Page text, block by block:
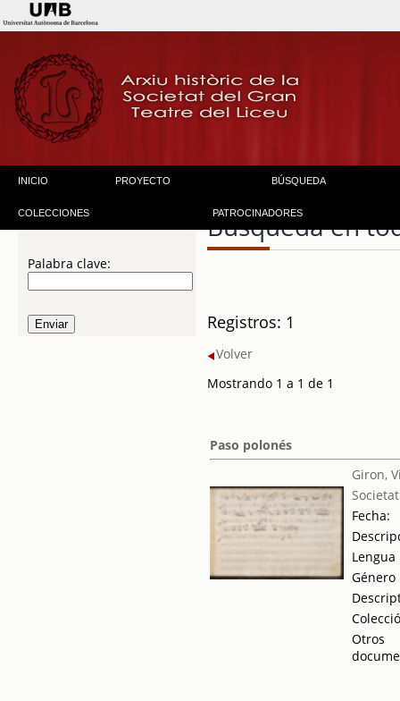
INICIO PROYECTO BÚSQUEDA
COLECCIONES PATROCINADORES
Palabra clave:
Búsqueda en
Registros: 1
Volver
Mostrando 1 a 1 de 1
Paso polonés
Giron,
Fecha:
Lengua
Género
Otros